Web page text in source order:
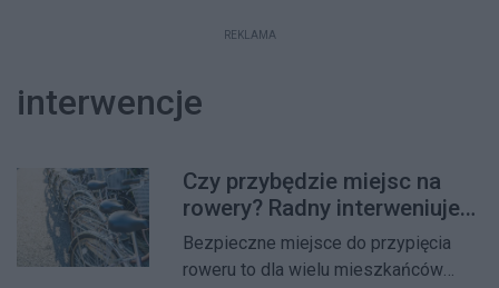
Bardzo ważna informacja dla podatników posiadających
REKLAMA
interwencje
Czy przybędzie miejsc na
rowery? Radny interweniuje
w sprawie stojaków przy ul.
Broniewskiego 7
Bezpieczne miejsce do przypięcia
roweru to dla wielu mieszkańców